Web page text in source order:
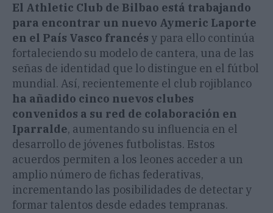
El Athletic Club de Bilbao está trabajando
para encontrar un nuevo Aymeric Laporte
en el País Vasco francés y para ello continúa
fortaleciendo su modelo de cantera, una de las
señas de identidad que lo distingue en el fútbol
mundial. Así, recientemente el club rojiblanco
ha añadido cinco nuevos clubes
convenidos a su red de colaboración en
Iparralde, aumentando su influencia en el
desarrollo de jóvenes futbolistas. Estos
acuerdos permiten a los leones acceder a un
amplio número de fichas federativas,
incrementando las posibilidades de detectar y
formar talentos desde edades tempranas.